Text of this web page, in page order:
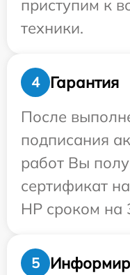
приступим к
техники.
4
Гарантия
После
подписания
работ Вы
сертификат
HP сроком на
5